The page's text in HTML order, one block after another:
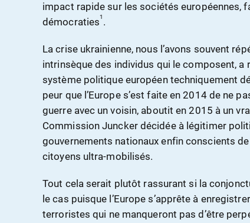
impact rapide sur les sociétés européennes,
démocraties1 .
La crise ukrainienne, nous l’avons souvent
intrinsèque des individus qui le composent, a
système politique européen techniquement
peur que l’Europe s’est faite en 2014 de ne
guerre avec un voisin, aboutit en 2015 à un
Commission Juncker décidée à légitimer
gouvernements nationaux enfin conscients
citoyens ultra-mobilisés.
Tout cela serait plutôt rassurant si la
le cas puisque l’Europe s’apprête à
terroristes qui ne manqueront pas d’être